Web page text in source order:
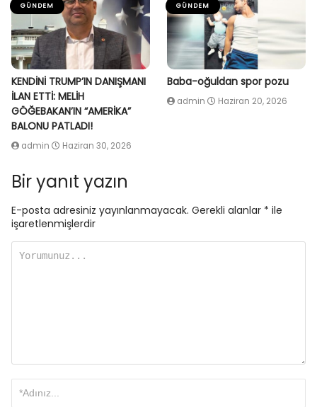
GÜNDEM
KENDİNİ TRUMP’IN DANIŞMANI
İLAN ETTİ: MELİH
GÖĞEBAKAN’IN “AMERİKA”
BALONU PATLADI!
admin Haziran 30, 2026
GÜNDEM
Baba-oğuldan spor pozu
admin Haziran 20, 2026
Bir yanıt yazın
E-posta adresiniz yayınlanmayacak. Gerekli alanlar * ile
işaretlenmişlerdir